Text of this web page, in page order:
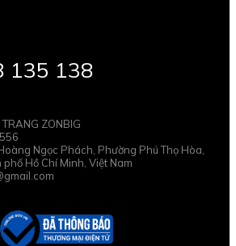
135 138
ZONBIG
Ngọc Phách, Phường Phú Thọ Hòa,
Hồ Chí Minh, Việt Nam